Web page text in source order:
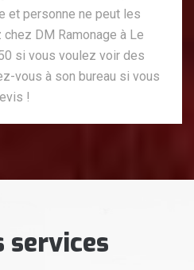
et personne ne peut les
DM Ramonage à Le
si vous voulez voir des
vous à son bureau si vous
!
services